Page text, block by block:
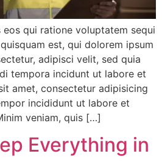
eos qui ratione voluptatem sequi
est, qui dolorem ipsum
adipisci velit, sed quia
tempora incidunt ut labore et
amet, consectetur adipisicing
incididunt ut labore et
veniam, quis […]
Everything in